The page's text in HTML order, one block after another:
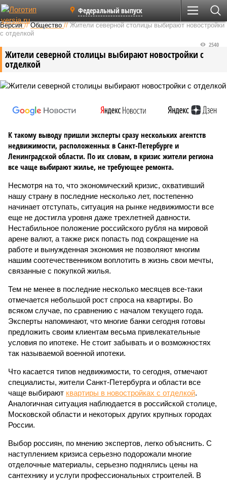
Федеральный выпуск
Версия //Общество //Жители северной столицы выбирают новостройки
с отделкой
Жители северной столицы выбирают новостройки с
отделкой
2540
К такому выводу пришли эксперты сразу нескольких агентств
недвижимости, расположенных в Санкт-Петербурге и
Ленинградской области. По их словам, в кризис жители региона
все чаще выбирают жилье, не требующее ремонта.
Несмотря на то, что экономический кризис, охвативший
нашу страну в последние несколько лет, постепенно
начинает отступать, ситуация на рынке недвижимости все
еще не достигла уровня даже трехлетней давности.
Нестабильное положение российского рубля на мировой
арене валют, а также риск попасть под сокращение на
работе и вынужденная экономия не позволяют многим
нашим соотечественником воплотить в жизнь свои мечты,
связанные с покупкой жилья.
Тем не менее в последние несколько месяцев все-таки
отмечается небольшой рост спроса на квартиры. Во
всяком случае, по сравнению с началом текущего года.
Эксперты напоминают, что многие банки сегодня готовы
предложить своим клиентам весьма привлекательные
условия по ипотеке. Не стоит забывать и о возможностях
так называемой военной ипотеки.
Что касается типов недвижимости, то сегодня, отмечают
специалисты, жители Санкт-Петербурга и области все
чаще выбирают квартиры в новостройках с отделкой.
Аналогичная ситуация наблюдается в российской столице,
Московской области и некоторых других крупных городах
России.
Выбор россиян, по мнению экспертов, легко объяснить. С
наступлением кризиса серьезно подорожали многие
отделочные материалы, серьезно поднялись цены на
сантехнику и услуги профессиональных строителей. В